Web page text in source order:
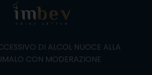
DI ALCOL NUOCE ALLA
CON MODERAZIONE